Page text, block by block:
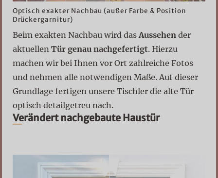
Optisch exakter Nachbau (außer Farbe & Position
Drückergarnitur)
Beim exakten Nachbau wird dasAussehender
aktuellen Tür genau nachgefertigt. Hierzu
machen wir bei Ihnen vor Ort zahlreiche Fotos
und nehmen alle notwendigen Maße. Auf dieser
Grundlage fertigen unsere Tischler die alte Tür
optisch detailgetreu nach.
Verändert nachgebaute Haustür